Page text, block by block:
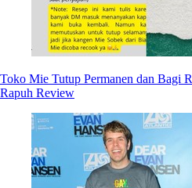
Toko Mie Tutup Permanen dan Bagi
Rapuh Review